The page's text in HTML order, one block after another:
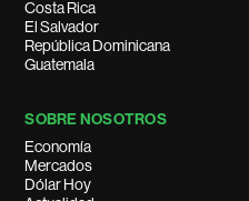
Costa Rica
El Salvador
República Dominicana
Guatemala
SOBRE NOSOTROS
Economía
Mercados
Dólar Hoy